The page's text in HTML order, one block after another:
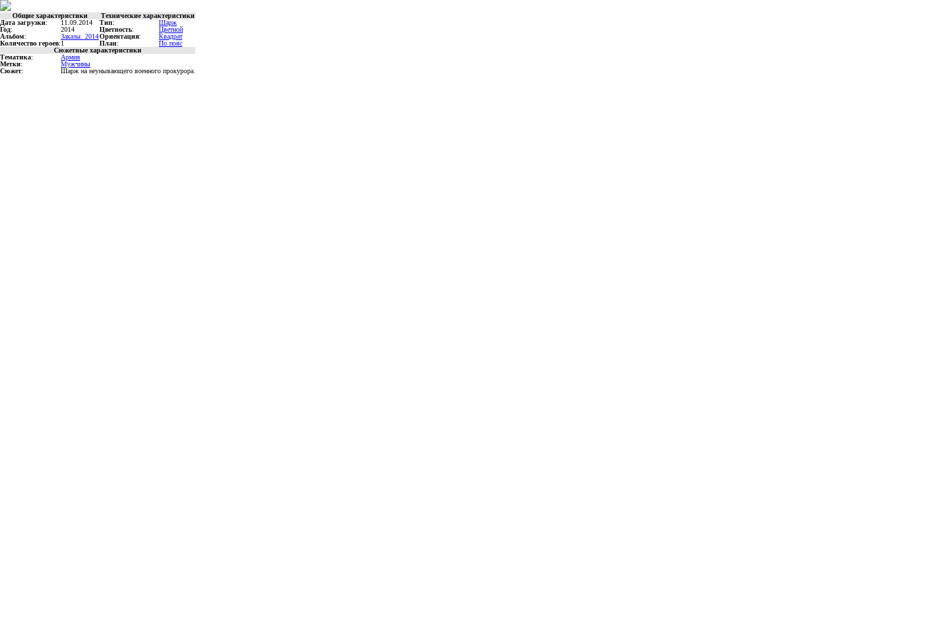
Общие характеристики
Технические характеристики
Дата загрузки: 11.09.2014 Тип:
Шарж
Год: 2014 Цветность:
Цветной
Альбом: Заказы. 2014Ориентация:
Квадрат
Количество героев:1 План:
По пояс
Сюжетные характеристики
Тематика:
Армия
Метки:
Мужчины
Сюжет: Шарж на неунывающего военного прокурора.